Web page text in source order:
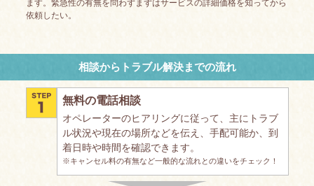
ます。緊急性の有無を問わずまずはサービスの詳細価格を知ってから
依頼したい。
相談からトラブル解決までの流れ
無料の電話相談
オペレーターのヒアリングに従って、主にトラブ
ル状況や現在の場所などを伝え、手配可能か、到
着日時や時間を確認できます。
※キャンセル料の有無など一般的な流れとの違いをチェック！